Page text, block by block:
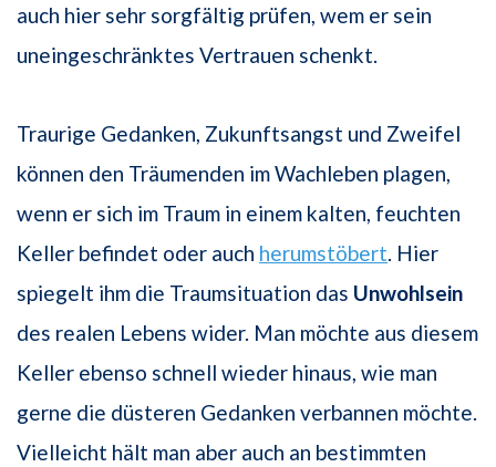
auch hier sehr sorgfältig prüfen, wem er sein
uneingeschränktes Vertrauen schenkt.
Traurige Gedanken, Zukunftsangst und Zweifel
können den Träumenden im Wachleben plagen,
wenn er sich im Traum in einem kalten, feuchten
Keller befindet oder auch herumstöbert. Hier
spiegelt ihm die Traumsituation das Unwohlsein
des realen Lebens wider. Man möchte aus diesem
Keller ebenso schnell wieder hinaus, wie man
gerne die düsteren Gedanken verbannen möchte.
Vielleicht hält man aber auch an bestimmten